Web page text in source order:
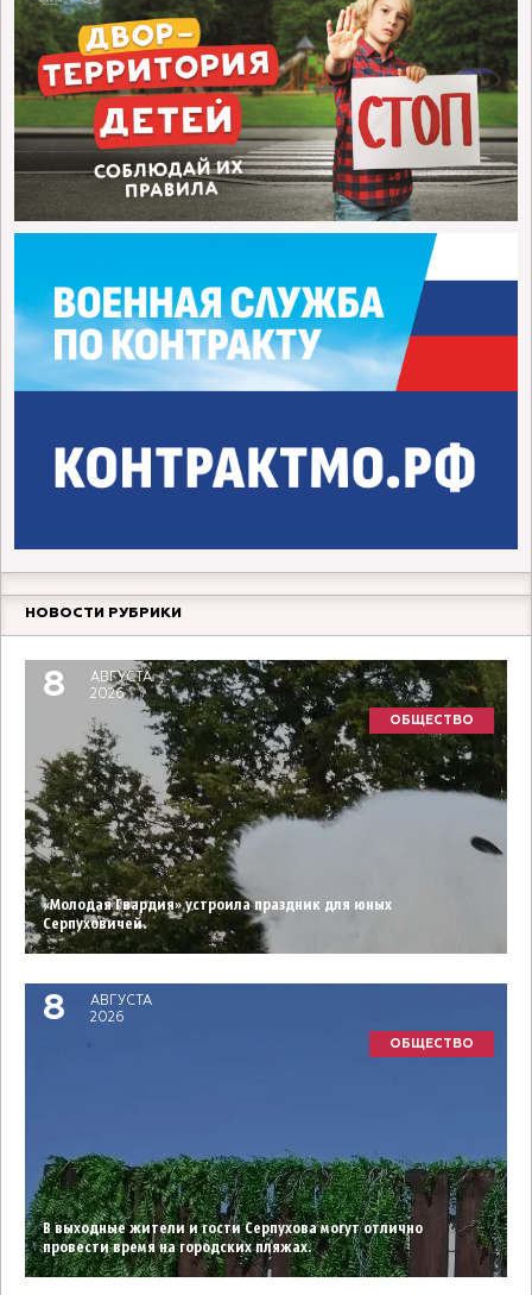
НОВОСТИ РУБРИКИ
8
АВГУСТА
2026
ОБЩЕСТВО
«Молодая Гвардия» устроила праздник для юных
Серпуховичей.
8
АВГУСТА
2026
ОБЩЕСТВО
В выходные жители и гости Серпухова могут отлично
провести время на городских пляжах.